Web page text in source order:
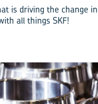
is driving the change
all things SKF!